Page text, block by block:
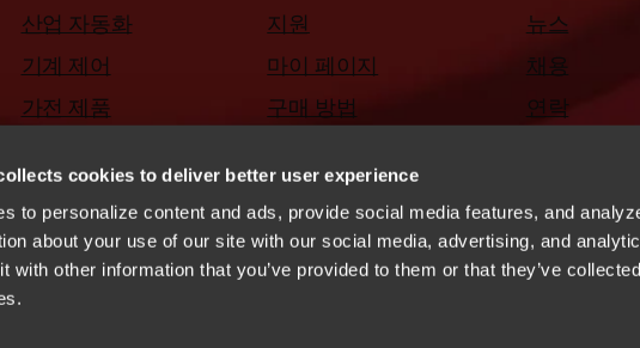
cookies to deliver better user experience
to personalize content and ads, provide social media features, and
about your use of our site with our social media, advertising, and
with other information that you’ve provided to them or that they’ve
산업 자동화
기계 제어
가전 제품
지원
마이 페이지
구매 방법
뉴스
채용
연락